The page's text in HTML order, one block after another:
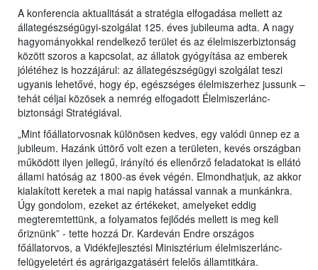
A konferencia aktualitását a stratégia elfogadása mellett az
állategészségügyi-szolgálat 125. éves jubileuma adta. A nagy
hagyományokkal rendelkező terület és az élelmiszerbiztonság
között szoros a kapcsolat, az állatok gyógyítása az emberek
jólétéhez is hozzájárul: az állategészségügyi szolgálat teszi
ugyanis lehetővé, hogy ép, egészséges élelmiszerhez jussunk –
tehát céljai közösek a nemrég elfogadott Élelmiszerlánc-
biztonsági Stratégiával.
„Mint főállatorvosnak különösen kedves, egy valódi ünnep ez a
jubileum. Hazánk úttörő volt ezen a területen, kevés országban
működött ilyen jellegű, irányító és ellenőrző feladatokat is ellátó
állami hatóság az 1800-as évek végén. Elmondhatjuk, az akkor
kialakított keretek a mai napig hatással vannak a munkánkra.
Úgy gondolom, ezeket az értékeket, amelyeket eddig
megteremtettünk, a folyamatos fejlődés mellett is meg kell
őriznünk” - tette hozzá Dr. Kardeván Endre országos
főállatorvos, a Vidékfejlesztési Minisztérium élelmiszerlánc-
felügyeletért és agrárigazgatásért felelős államtitkára.